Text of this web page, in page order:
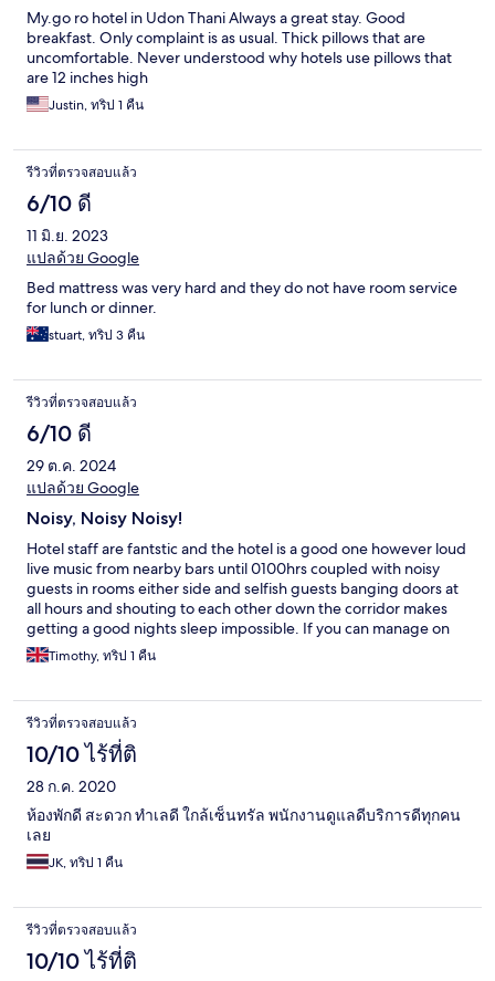
My.go ro hotel in Udon Thani Always a great stay. Good
breakfast. Only complaint is as usual. Thick pillows that are
uncomfortable. Never understood why hotels use pillows that
are 12 inches high
Justin, ทริป 1 คืน
รีวิวที่ตรวจสอบแล้ว
6/10 ดี
11 มิ.ย. 2023
แปลด้วย Google
Bed mattress was very hard and they do not have room service
for lunch or dinner.
stuart, ทริป 3 คืน
รีวิวที่ตรวจสอบแล้ว
6/10 ดี
29 ต.ค. 2024
แปลด้วย Google
Noisy, Noisy Noisy!
Hotel staff are fantstic and the hotel is a good one however loud
live music from nearby bars until 0100hrs coupled with noisy
guests in rooms either side and selfish guests banging doors at
all hours and shouting to each other down the corridor makes
getting a good nights sleep impossible. If you can manage on
around five hours sleep all very well but if this hotel is going to
match its prices to the much quieter Centara hotel they really
betterclass of clientel. We have stayed here many times but will
seriously consider reverting to the Centara if we face a long
drive the following day. Summing it up we were very
disappointed this stay.
Timothy, ทริป 1 คืน
รีวิวที่ตรวจสอบแล้ว
10/10 ไร้ที่ติ
28 ก.ค. 2020
ห้องพักดี สะดวก ทำเลดี ใกล้เซ็นทรัล พนักงานดูแลดีบริการดีทุกคน
เลย
JK, ทริป 1 คืน
รีวิวที่ตรวจสอบแล้ว
10/10 ไร้ที่ติ